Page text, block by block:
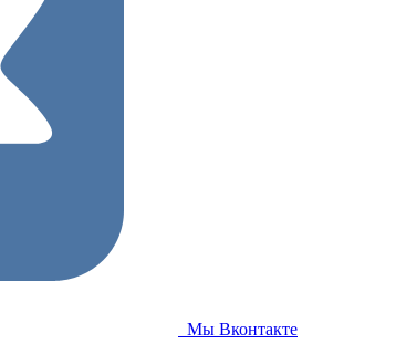
Мы Вконтакте